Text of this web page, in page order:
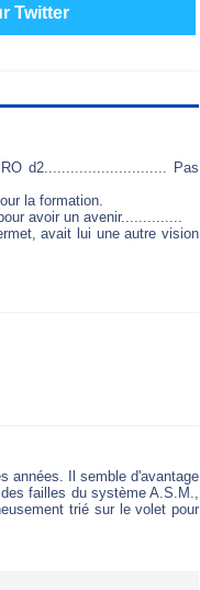
Twitter
d2............................ Pas
la formation.
avoir un avenir..............
avait lui une autre vision
années. Il semble d'avantage
failles du système A.S.M.,
trié sur le volet pour